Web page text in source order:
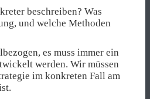
beschreiben? Was
und welche Methoden
es muss immer ein
werden. Wir müssen
im konkreten Fall am